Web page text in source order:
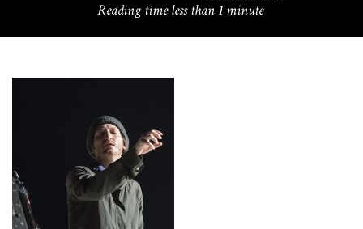
Reading timeless than 1 minute